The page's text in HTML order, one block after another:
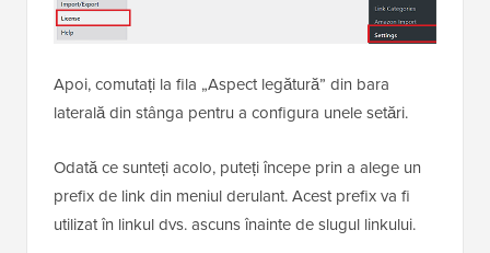
Apoi, comutați la fila „Aspect legătură” din bara
laterală din stânga pentru a configura unele setări.
Odată ce sunteți acolo, puteți începe prin a alege un
prefix de link din meniul derulant. Acest prefix va fi
utilizat în linkul dvs. ascuns înainte de slugul linkului.